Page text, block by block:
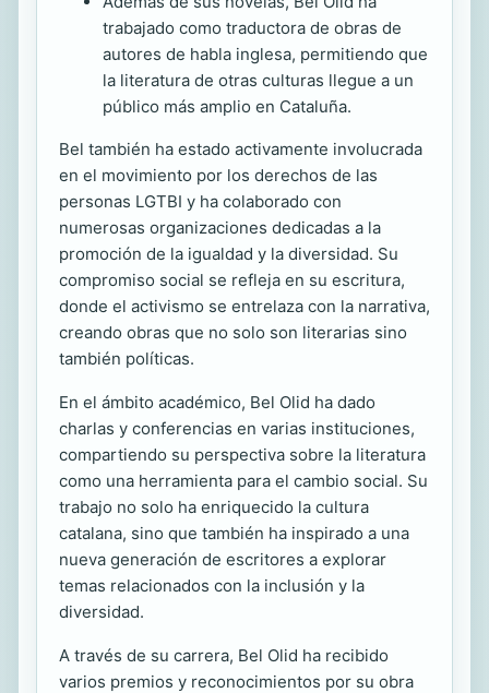
trabajado como traductora de obras de
autores de habla inglesa, permitiendo que
la literatura de otras culturas llegue a un
público más amplio en Cataluña.
Bel también ha estado activamente involucrada
en el movimiento por los derechos de las
personas LGTBI y ha colaborado con
numerosas organizaciones dedicadas a la
promoción de la igualdad y la diversidad. Su
compromiso social se refleja en su escritura,
donde el activismo se entrelaza con la narrativa,
creando obras que no solo son literarias sino
también políticas.
En el ámbito académico, Bel Olid ha dado
charlas y conferencias en varias instituciones,
compartiendo su perspectiva sobre la literatura
como una herramienta para el cambio social. Su
trabajo no solo ha enriquecido la cultura
catalana, sino que también ha inspirado a una
nueva generación de escritores a explorar
temas relacionados con la inclusión y la
diversidad.
A través de su carrera, Bel Olid ha recibido
varios premios y reconocimientos por su obra